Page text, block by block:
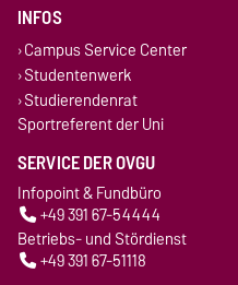
INFOS
Campus Service Center
Studentenwerk
Studierendenrat
Sportreferent der Uni
SERVICE DER OVGU
Infopoint & Fundbüro
+49 391 67-54444
Betriebs- und Stördienst
+49 391 67-51118